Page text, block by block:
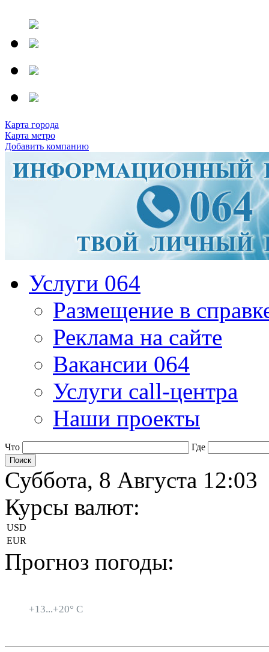
Карта города
Карта метро
Добавить компанию
Услуги 064
Размещение в
Реклама на сайте
Вакансии 064
Услуги call-центра
Наши проекты
Что Где
Суббота, 8 Августа 12:03
Курсы валют:
USD
EUR
Прогноз погоды:
+13...+20° C